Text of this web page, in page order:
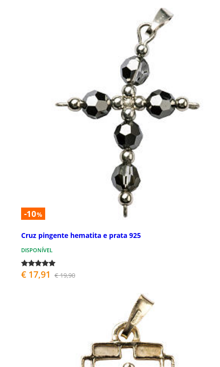
-10%
Cruz pingente hematita e prata 925
DISPONÍVEL
€ 17,91 € 19,90